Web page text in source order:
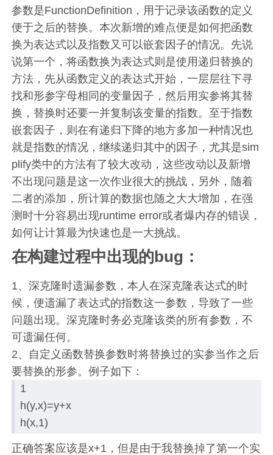
参数是FunctionDefinition，用于记录该函数的定义
便于之后的替换。本次新增的难点便是如何把函数
换为表达式以及指数又可以嵌套因子的情况。先说
说第一个，将函数换为表达式则是使用递归替换的
方法，先从函数定义的表达式开始，一层层往下寻
找和形参字母相同的变量因子，然后用实参将其替
换，替换时还要一并复制该变量的指数。至于指数
嵌套因子，则在有递归下降的地方多加一种情况也
就是指数的情况，继续递归其中的因子，尤其是sim
plify类中的方法有了较大改动，这些改动以及新增
不出现问题是这一次作业很大的挑战，另外，随着
二者的添加，所计算的数据也随之大大增加，在强
测时十分容易出现runtime error或者爆内存的错误，
如何让计算最为快速也是一大挑战。
在构建过程中出现的bug：
1、深克隆时遗漏参数，本人在深克隆表达式的时
候，便遗漏了表达式的指数这一参数，导致了一些
问题出现。深克隆时务必克隆该类的所有参数，不
可遗漏任何。
2、自定义函数替换参数时将替换过的实参当作之后
要替换的形参。例子如下：
1
h(y,x)=y+x
h(x,1)
正确答案应该是x+1，但是由于我替换掉了第一个实